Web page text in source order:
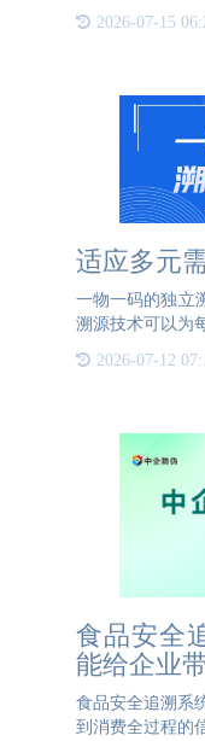
烈。因此，品牌
2026-07-15
适应多元
一物一码的独立
溯源技术可以为
个二维码可以记
2026-07-12
食品安全
能给企业
食品安全追溯系
到消费全过程的